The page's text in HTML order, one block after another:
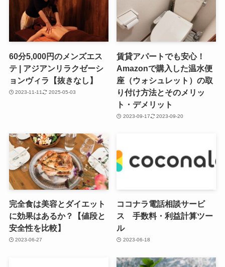
60分5,000円のメンズエス
テ | アジアンリラクゼーシ
ョンヴィラ【抜きなし】
2023-11-11 2025-05-03
賃貸アパートでも安心！
Amazonで購入した温水便
座（ウォシュレット）の取
り付け方法とそのメリッ
ト・デメリット
2023-09-17 2023-09-20
完全食は美容とダイエット
に効果はあるか？【値段と
安全性を比較】
2023-06-27
ココナラ電話相談サービ
ス 手数料・利益計算ツー
ル
2023-06-18